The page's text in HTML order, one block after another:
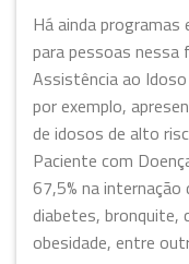
Há ainda programas
para pessoas
Assistência ao
por exemplo,
de idosos de alto
Paciente com
67,5% na
diabetes, bronquite,
obesidade, entre